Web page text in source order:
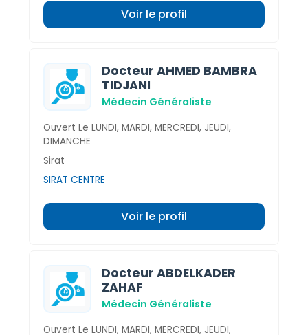
Voir le profil
Docteur AHMED BAMBRA
TIDJANI
Médecin Généraliste
Ouvert Le LUNDI, MARDI, MERCREDI, JEUDI,
DIMANCHE
Sirat
SIRAT CENTRE
Voir le profil
Docteur ABDELKADER
ZAHAF
Médecin Généraliste
Ouvert Le LUNDI, MARDI, MERCREDI, JEUDI,